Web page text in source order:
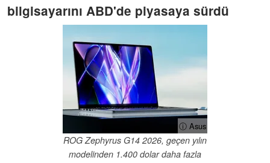
bilgisayarını ABD'de piyasaya sürdü
ⓘ Asus
ROG Zephyrus G14 2026, geçen yılın
modelinden 1.400 dolar daha fazla